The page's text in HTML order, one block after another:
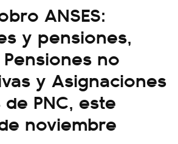
ANSES:
y pensiones,
Pensiones no
y Asignaciones
PNC, este
noviembre